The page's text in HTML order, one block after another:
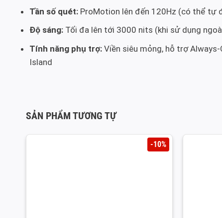
Tần số quét: ProMotion lên đến 120Hz (có thể tự
Độ sáng: Tối đa lên tới 3000 nits (khi sử dụng
Tính năng phụ trợ: Viền siêu mỏng, hỗ trợ
Island
SẢN PHẨM TƯƠNG TỰ
-10%